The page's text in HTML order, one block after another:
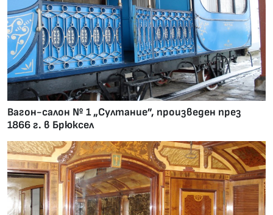
Вагон-салон № 1 „Султание”, произведен през
1866 г. в Брюксел